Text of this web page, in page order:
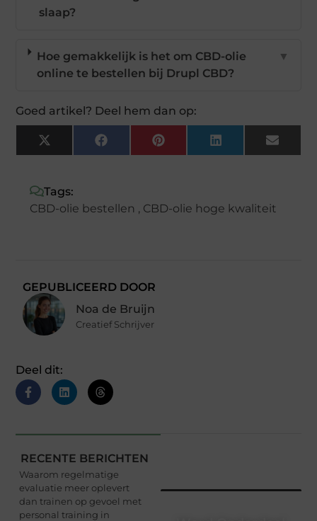
slaap?
Hoe gemakkelijk is het om CBD-olie
online te bestellen bij Drupl CBD?
▼
Goed artikel? Deel hem dan op:
X
(Twitter)
FacebookPinterestLinkedIn Email
Tags:
CBD-olie bestellen , CBD-olie hoge kwaliteit
GEPUBLICEERD DOOR
Noa de Bruijn
Creatief Schrijver
Deel dit:
RECENTE BERICHTEN
Waarom regelmatige
evaluatie meer oplevert
dan trainen op gevoel met
personal training in